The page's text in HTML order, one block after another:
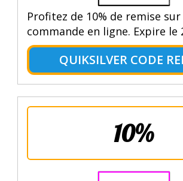
Profitez de 10% de remise
commande en ligne. Expire le
QUIKSILVER CODE
10%